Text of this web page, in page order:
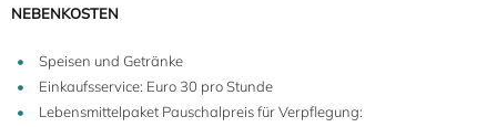
NEBENKOSTEN
Speisen und Getränke
Einkaufsservice: Euro 30 pro Stunde
Lebensmittelpaket Pauschalpreis für Verpflegung: